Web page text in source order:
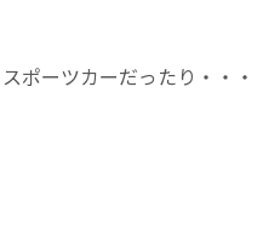
ポーツカーだったり・・・